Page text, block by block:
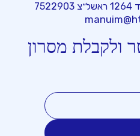
ולקבלת מסרון